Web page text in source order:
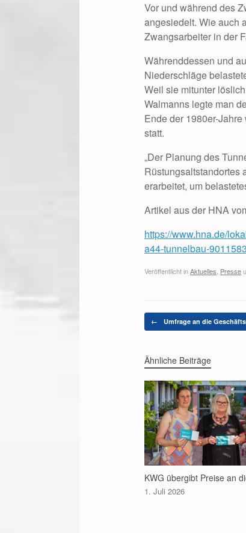
Vor und während des
angesiedelt. Wie auch
Zwangsarbeiter in der
Währenddessen und
Niederschläge
Weil sie mitunter
Walmanns legte man
Ende der 1980er-
statt.
„Der Planung des
Rüstungsaltstandortes
erarbeitet, um
Artikel aus der HNA
https://www.hna.de/
a44-tunnelbau-
Veröffentlicht inAktuelles Presse
Beitragsnavigation
← Umfrage an die
Ähnliche Beiträge
KWG übergibt Preise an
1. Juli 2026